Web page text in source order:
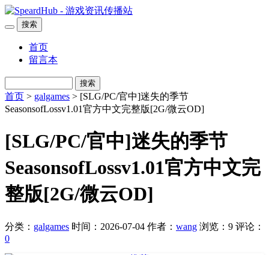
搜索
首页
留言本
搜索
首页 > galgames > [SLG/PC/官中]迷失的季节
SeasonsofLossv1.01官方中文完整版[2G/微云OD]
[SLG/PC/官中]迷失的季节
SeasonsofLossv1.01官方中文完
整版[2G/微云OD]
分类： galgames 时间：2026-07-04 作者： wang 浏览：9 评论：
0